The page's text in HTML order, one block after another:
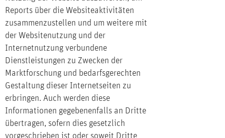
Reports über die Websiteaktivitäten
zusammenzustellen und um weitere mit
der Websitenutzung und der
Internetnutzung verbundene
Dienstleistungen zu Zwecken der
Marktforschung und bedarfsgerechten
Gestaltung dieser Internetseiten zu
erbringen. Auch werden diese
Informationen gegebenenfalls an Dritte
übertragen, sofern dies gesetzlich
vorgeschrieben ist oder soweit Dritte